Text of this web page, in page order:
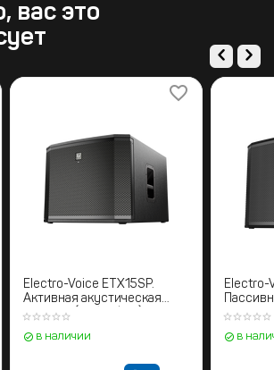
вас это
12SP-
Electro-Voice ETX15SP.
Активная акустическая